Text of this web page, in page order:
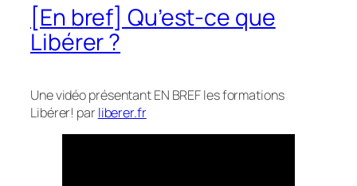
[En bref] Qu’est-ce que
Libérer ?
Une vidéo présentant EN BREF les formations
Libérer! parliberer.fr